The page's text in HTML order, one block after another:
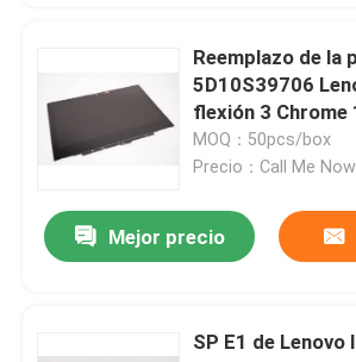
Pantalla del ordenador portátil LED
Microprocesador del circuito
Cubierta de Palmrest del
Reemplazo de la
5D10S39706
flexión 3 Chrome
pulgadas
MOQ：50pcs/box
Precio：Call Me Now
Mejor precio
SP E1 de Lenovo